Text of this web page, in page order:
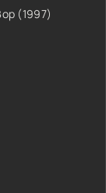
(1997)